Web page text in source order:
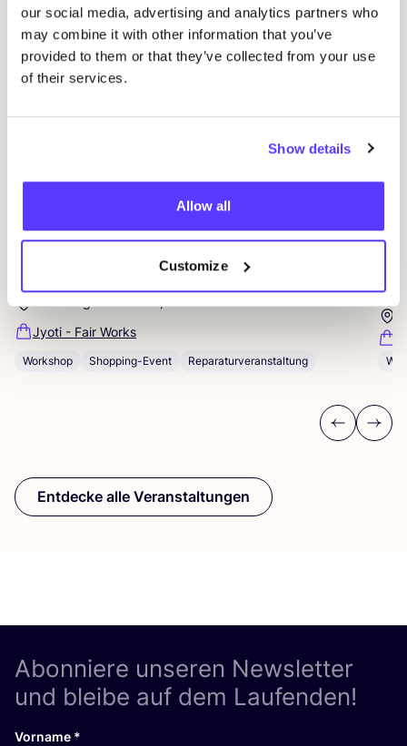
our social media, advertising and analytics partners who
may combine it with other information that you’ve
provided to them or that they’ve collected from your use
of their services.
Show details
Allow all
Customize
Andere Veranstaltungen
09 AUG
Workshop: Sticken für Anfänger*innen
Jyoti - Fair Works
Workshop Shopping-Event Reparaturveranstaltung
Previous
Next
Entdecke alle Veranstaltungen
Abonniere unseren Newsletter
und bleibe auf dem Laufenden!
Vorname *